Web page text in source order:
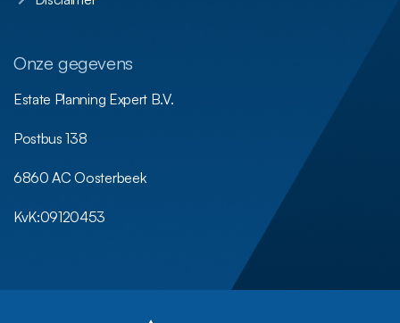
Onze gegevens
Estate Planning Expert B.V.
Postbus 138
6860 AC Oosterbeek
KvK:09120453